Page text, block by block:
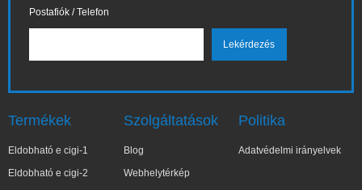
Postafiók / Telefon
Termékek
Eldobható e cigi-1
Eldobható e cigi-2
Szolgáltatások
Blog
Webhelytérkép
Politika
Adatvédelmi irányelvek